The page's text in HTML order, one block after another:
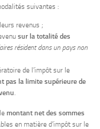
suivantes :
revenus ;
sur la totalité des
résident dans un pays non
de l’impôt sur le
pas la limite supérieure de
.
montant net des sommes
en matière d’impôt sur le